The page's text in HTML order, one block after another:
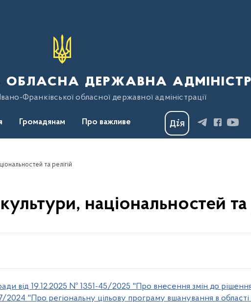
державна
Франківської обласної державної адміністрації
Громадянам Про важливе
та релігій
національностей та
від 19.12.2025 № 1351-45/2025 "Про внесення змін до
2024 "Про регіональну цільову програму вшанування в області